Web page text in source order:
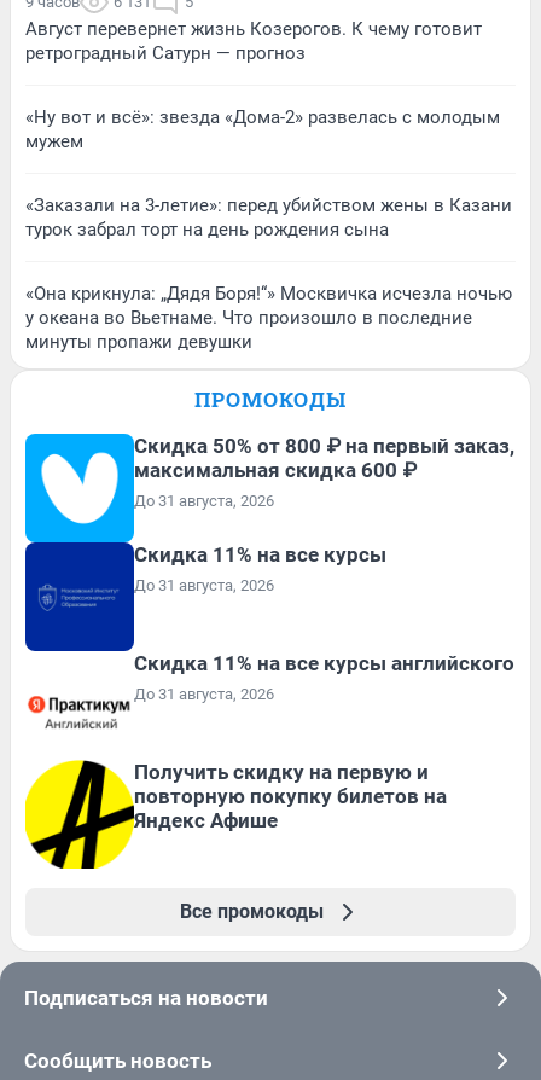
Август перевернет жизнь Козерогов. К чему готовит
ретроградный Сатурн — прогноз
«Ну вот и всё»: звезда «Дома-2» развелась с молодым
мужем
«Заказали на 3-летие»: перед убийством жены в Казани
турок забрал торт на день рождения сына
«Она крикнула: „Дядя Боря!“» Москвичка исчезла ночью
у океана во Вьетнаме. Что произошло в последние
минуты пропажи девушки
ПРОМОКОДЫ
Скидка 50% от 800 ₽ на первый заказ,
максимальная скидка 600 ₽
До 31 августа, 2026
Скидка 11% на все курсы
До 31 августа, 2026
Скидка 11% на все курсы английского
До 31 августа, 2026
Получить скидку на первую и
повторную покупку билетов на
Яндекс Афише
Все промокоды
Подписаться на новости
Сообщить новость